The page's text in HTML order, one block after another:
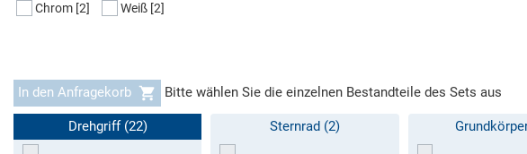
Chrom [2] Weiß [2]
In den Anfragekorb Bitte wählen Sie die einzelnen Bestandteile des Sets aus
Drehgriff (22) Sternrad (2)